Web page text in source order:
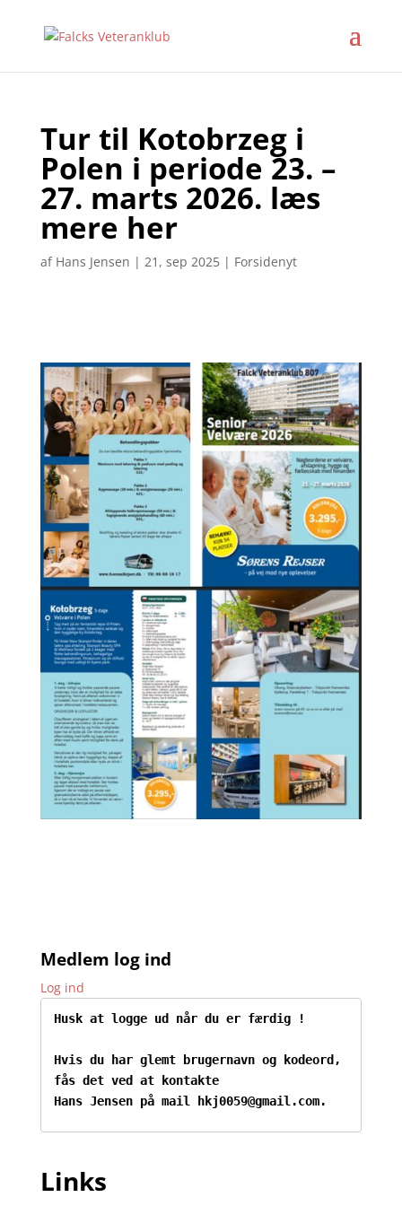
Tur til Kotobrzeg i
Polen i periode 23. –
27. marts 2026. læs
mere her
af Hans Jensen | 21, sep 2025| Forsidenyt
Medlem log ind
Log ind
Husk at logge ud når du er færdig !
Hvis du har glemt brugernavn og kodeord,
fås det ved at kontakte
Hans Jensen på mail hkj0059@gmail.com.
Links